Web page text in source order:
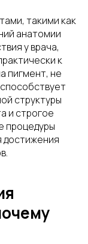
такими как
анатомии
у врача,
к
пигмент, не
структуры
и строгое
процедуры
достижения